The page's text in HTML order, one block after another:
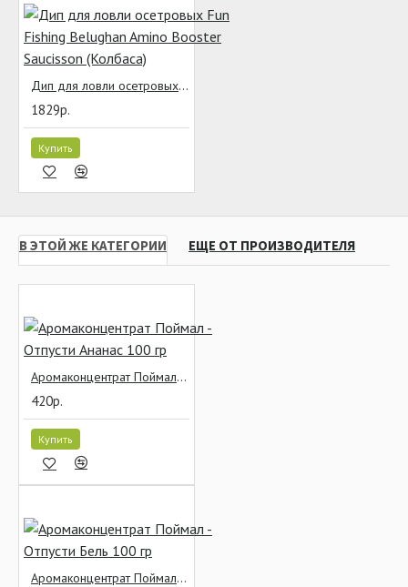
Дип для ловли осетровых Fun Fishing Belughan Amino Booster Saucisson (Колбаса)
1829р.
Купить
В ЭТОЙ ЖЕ КАТЕГОРИИ ЕЩЕ ОТ ПРОИЗВОДИТЕЛЯ
Аромаконцентрат Поймал - Отпусти Ананас 100 гр
420р.
Купить
Аромаконцентрат Поймал - Отпусти Бель 100 гр